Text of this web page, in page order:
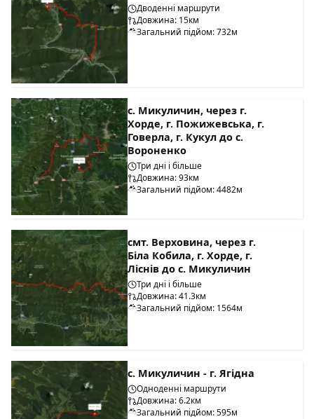
Дводенні маршрути
Довжина: 15км
Загальний підйом: 732м
с. Микуличин, через г.
Хорде, г. Пожижевська, г.
Говерла, г. Кукул до с.
Вороненко
Три дні і більше
Довжина: 93км
Загальний підйом: 4482м
смт. Верховина, через г.
Біла Кобила, г. Хорде, г.
Ліснів до с. Микуличин
Три дні і більше
Довжина: 41.3км
Загальний підйом: 1564м
с. Микуличин - г. Ягідна
Одноденні маршрути
Довжина: 6.2км
Загальний підйом: 595м